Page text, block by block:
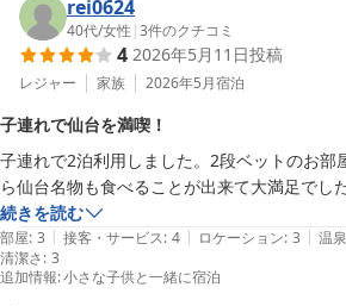
た。
新緑の清々しい季節を迎えております。仙
ますます楽しめる時期ですので、またのお
りお待ちしております。
スーパーホテル仙台・広瀬通り 支配人・ス
天然温泉 弦月の湯 スーパーホテル仙台・
2026-05-12
す。しかしながら、貸切状態でゆっくりと
感想をいただき、何よりでございます。当
肌効果や疲労回復に効果のある天然温泉を
ックスしていただける空間をご用意しており
またご宿泊の際には、是非、焼きたてパン
楽しみいただける朝食ビュッフェやウェル
だければ幸いです。お忙しい中、宿泊の感
がとうございました。
rei0624
40代/女性 |3件のクチコミ
4 2026年5月11日投稿
レジャー 家族 2026年5月宿泊
子連れで仙台を満喫！
子連れで2泊利用しました。2段ベットのお部
ら仙台名物も食べることが出来て大満足でした
続きを読む
部屋: 3 | 接客・サービス: 4 | ロケーション: 3 | 温
清潔さ: 3
追加情報:小さな子供と一緒に宿泊